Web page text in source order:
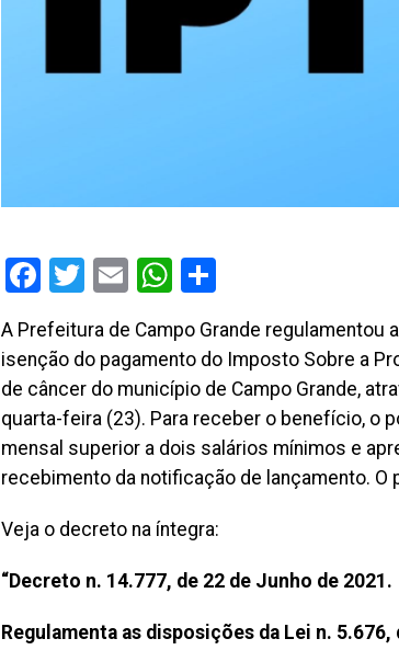
Facebook
Twitter
EmailWhatsApp
A Prefeitura de Campo Grande regulamentou
isenção do pagamento do Imposto Sobre a
de câncer do município de Campo Grande,
quarta-feira (23). Para receber o benefício, o
mensal superior a dois salários mínimos e
recebimento da notificação de lançamento.
Veja o decreto na íntegra:
“Decreto n. 14.777, de 22 de Junho de 2021.
Regulamenta as disposições da Lei n.